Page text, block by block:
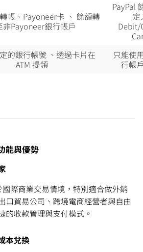
帳、Payoneer卡 、 餘額轉
非Payoneer銀行帳戶
PayPal
定
Debit/
的銀行帳號 、透過卡片在
ATM 提領
只能使
行帳
能與優勢
際商業交易情境，特別適合做外銷
口貿易公司、跨境電商經營者與自由
的收款管理與支付模式。
本兌換